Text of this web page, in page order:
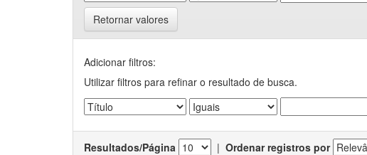
Retornar valores
Adicionar filtros:
Utilizar filtros para refinar o resultado de busca.
Resultados/Página | Ordenar registros por